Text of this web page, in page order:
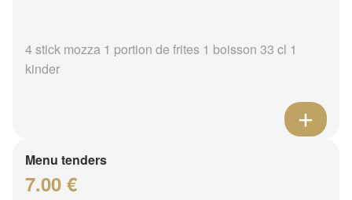
4 stick mozza 1 portion de frites 1 boisson 33 cl 1
kinder
Menu tenders
7.00 €